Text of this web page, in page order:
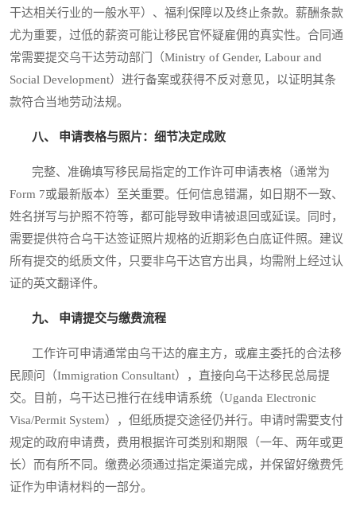
干达相关行业的一般水平）、福利保障以及终止条款。薪酬条款
尤为重要，过低的薪资可能让移民官怀疑雇佣的真实性。合同通
常需要提交乌干达劳动部门（Ministry of Gender, Labour and
Social Development）进行备案或获得不反对意见，以证明其条
款符合当地劳动法规。
八、 申请表格与照片：细节决定成败
完整、准确填写移民局指定的工作许可申请表格（通常为
Form 7或最新版本）至关重要。任何信息错漏，如日期不一致、
姓名拼写与护照不符等，都可能导致申请被退回或延误。同时，
需要提供符合乌干达签证照片规格的近期彩色白底证件照。建议
所有提交的纸质文件，只要非乌干达官方出具，均需附上经过认
证的英文翻译件。
九、 申请提交与缴费流程
工作许可申请通常由乌干达的雇主方，或雇主委托的合法移
民顾问（Immigration Consultant），直接向乌干达移民总局提
交。目前，乌干达已推行在线申请系统（Uganda Electronic
Visa/Permit System），但纸质提交途径仍并行。申请时需要支付
规定的政府申请费，费用根据许可类别和期限（一年、两年或更
长）而有所不同。缴费必须通过指定渠道完成，并保留好缴费凭
证作为申请材料的一部分。